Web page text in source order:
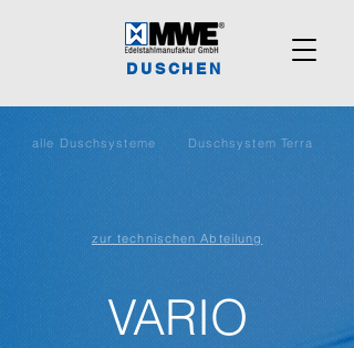
DUSCHEN
alle Duschsysteme Duschsystem Terra
zur technischen Abteilung
VARIO